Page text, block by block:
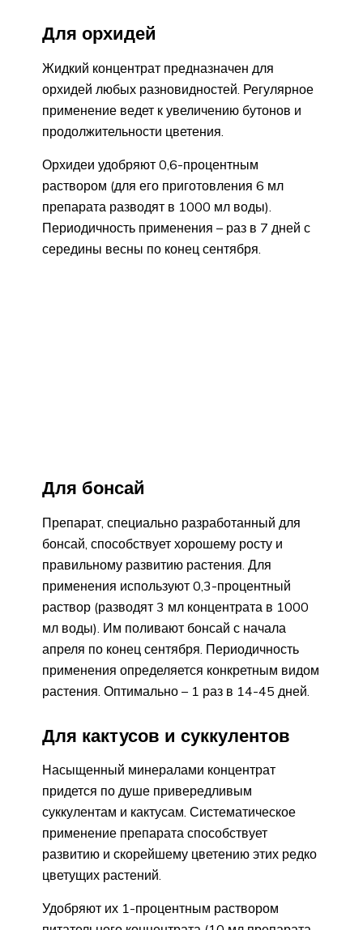
Для орхидей
Жидкий концентрат предназначен для
орхидей любых разновидностей. Регулярное
применение ведет к увеличению бутонов и
продолжительности цветения.
Орхидеи удобряют 0,6-процентным
раствором (для его приготовления 6 мл
препарата разводят в 1000 мл воды).
Периодичность применения – раз в 7 дней с
середины весны по конец сентября.
Для бонсай
Препарат, специально разработанный для
бонсай, способствует хорошему росту и
правильному развитию растения. Для
применения используют 0,3-процентный
раствор (разводят 3 мл концентрата в 1000
мл воды). Им поливают бонсай с начала
апреля по конец сентября. Периодичность
применения определяется конкретным видом
растения. Оптимально – 1 раз в 14-45 дней.
Для кактусов и суккулентов
Насыщенный минералами концентрат
придется по душе привередливым
суккулентам и кактусам. Систематическое
применение препарата способствует
развитию и скорейшему цветению этих редко
цветущих растений.
Удобряют их 1-процентным раствором